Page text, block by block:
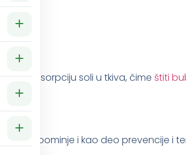
+
+
+
+
apsorpciju soli u tkiva, čime štiti
se pominje i kao deo prevencije i